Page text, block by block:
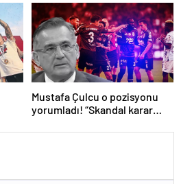
Mustafa Çulcu o pozisyonu
yorumladı! “Skandal karar